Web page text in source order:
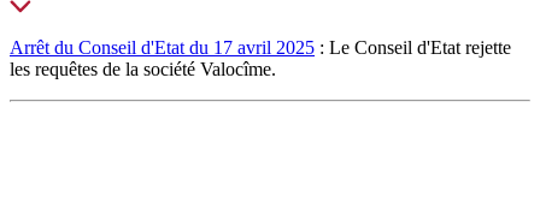
Arrêt du Conseil d'Etat du 17 avril 2025 : Le Conseil d'Etat rejette
les requêtes de la société Valocîme.